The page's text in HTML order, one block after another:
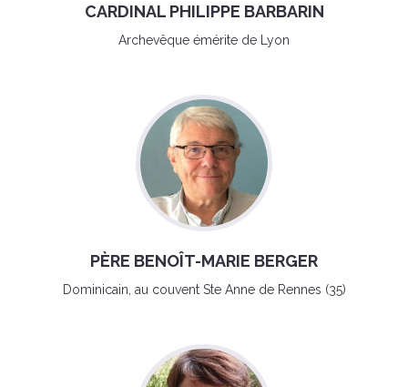
CARDINAL PHILIPPE BARBARIN
Archevêque émérite de Lyon
PÈRE BENOÎT-MARIE BERGER
Dominicain, au couvent Ste Anne de Rennes (35)